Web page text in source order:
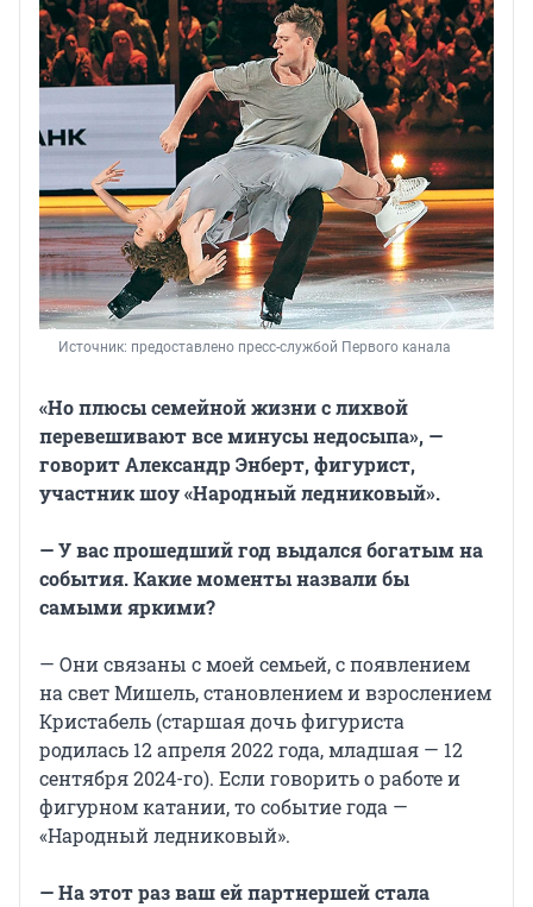
Источник: предоставлено пресс-службой Первого канала
«Но плюсы семейной жизни с лихвой
перевешивают все минусы недосыпа», —
говорит Александр Энберт, фигурист,
участник шоу «Народный ледниковый».
— У вас прошедший год выдался богатым на
события. Какие моменты назвали бы
самыми яркими?
— Они связаны с моей семьей, с появлением
на свет Мишель, становлением и взрослением
Кристабель (старшая дочь фигуриста
родилась 12 апреля 2022 года, младшая — 12
сентября 2024-го). Если говорить о работе и
фигурном катании, то событие года —
«Народный ледниковый».
— На этот раз ваш ей партнершей стала